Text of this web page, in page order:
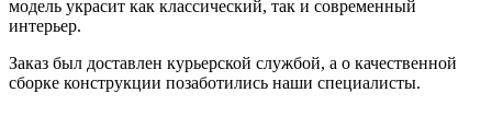
модель украсит как классический, так и современный
интерьер.
Заказ был доставлен курьерской службой, а о качественной
сборке конструкции позаботились наши специалисты.